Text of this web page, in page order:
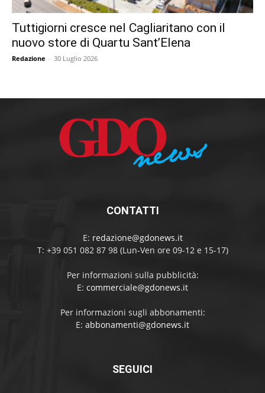
Tuttigiorni cresce nel Cagliaritano con il
nuovo store di Quartu Sant’Elena
Redazione - 30 Luglio 2026
CONTATTI
E: redazione@gdonews.it
T: +39 051 082 87 98 (Lun-Ven ore 09-12 e 15-17)
Per informazioni sulla pubblicità:
E: commerciale@gdonews.it
Per informazioni sugli abbonamenti:
E: abbonamenti@gdonews.it
SEGUICI